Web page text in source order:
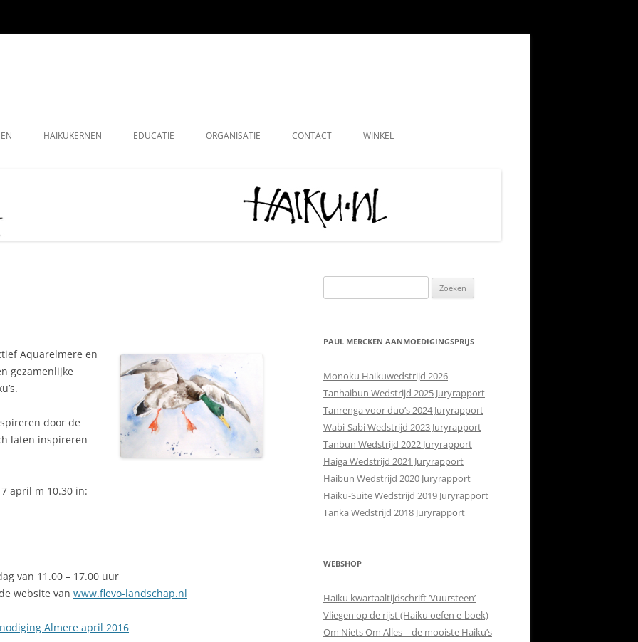
OUDE EDITIES
– KUKAI
HAIKUKERNEN EDUCATIE ORGANISATIE
HAIKU STICHTING NEDERLAND
MONOKU HAIKUWEDSTRIJD: PAUL
MERCKEN AANMOEDIGINGSPRIJS
KIDS HAIKU WEDSTRIJD
CONTACT
LEDENADMINISTRATIE
LIDMAATSCHAP
PERS CONTACT
WINKEL
MIJN ACCOUNT
CONTRIBUTIE HKN
Aquarelmere en
gezamenlijke
door de
laten inspireren
april m 10.30 in:
van 11.00 – 17.00 uur
website van www.flevo-landschap.nl
Almere april 2016
naar:
PAUL MERCKEN AANMOEDIGINGSPRIJS
Monoku Haikuwedstrijd 2026
Tanhaibun Wedstrijd 2025 Juryrapport
Tanrenga voor duo’s 2024 Juryrapport
Wabi-Sabi Wedstrijd 2023 Juryrapport
Tanbun Wedstrijd 2022 Juryrapport
Haiga Wedstrijd 2021 Juryrapport
Haibun Wedstrijd 2020 Juryrapport
Haiku-Suite Wedstrijd 2019 Juryrapport
Tanka Wedstrijd 2018 Juryrapport
WEBSHOP
Haiku kwartaaltijdschrift ‘Vuursteen’
Vliegen op de rijst (Haiku oefen e-boek)
Om Niets Om Alles – de mooiste Haiku’s